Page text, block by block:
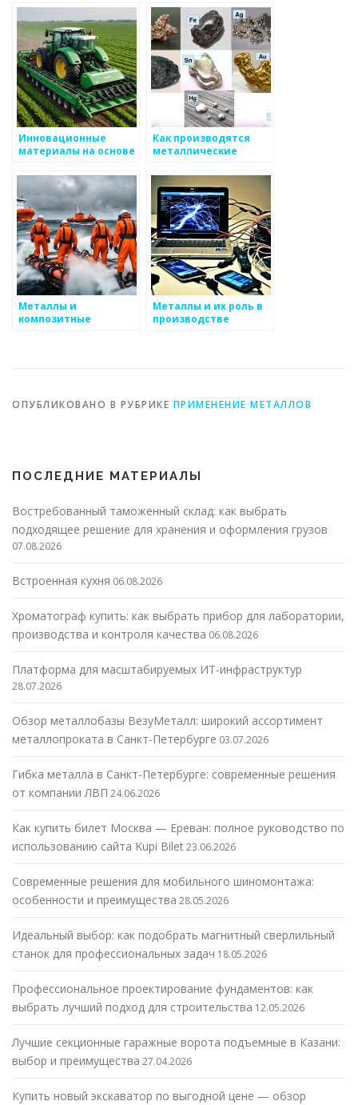
используют
Инновационные
материалы на основе
Как производятся
металлические
Металлы и
композитные
Металлы и их роль в
производстве
ОПУБЛИКОВАНО В РУБРИКЕ ПРИМЕНЕНИЕ МЕТАЛЛОВ
ПОСЛЕДНИЕ МАТЕРИАЛЫ
Востребованный таможенный склад: как выбрать
подходящее решение для хранения и оформления грузов
07.08.2026
Встроенная кухня 06.08.2026
Хроматограф купить: как выбрать прибор для лаборатории,
производства и контроля качества 06.08.2026
Платформа для масштабируемых ИТ-инфраструктур
28.07.2026
Обзор металлобазы ВезуМеталл: широкий ассортимент
металлопроката в Санкт-Петербурге 03.07.2026
Гибка металла в Санкт-Петербурге: современные решения
от компании ЛВП 24.06.2026
Как купить билет Москва — Ереван: полное руководство по
использованию сайта Kupi Bilet23.06.2026
Современные решения для мобильного шиномонтажа:
особенности и преимущества 28.05.2026
Идеальный выбор: как подобрать магнитный сверлильный
станок для профессиональных задач 18.05.2026
Профессиональное проектирование фундаментов: как
выбрать лучший подход для строительства 12.05.2026
Лучшие секционные гаражные ворота подъемные в Казани:
выбор и преимущества 27.04.2026
Купить новый экскаватор по выгодной цене — обзор